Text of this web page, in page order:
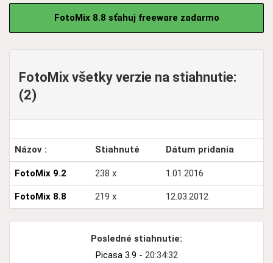
FotoMix 8.8 sťahuj freeware zadarmo
FotoMix všetky verzie na stiahnutie:
(2)
Názov : Stiahnuté Dátum pridania
FotoMix 9.2 238 x 1.01.2016
FotoMix 8.8 219 x 12.03.2012
Posledné stiahnutie:
Picasa 3.9 - 20:34:32